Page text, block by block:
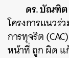
ดร. บัณฑิต
โครงการแนวร่
การทุจริต
หน้าที่ ถูก ผิด แ